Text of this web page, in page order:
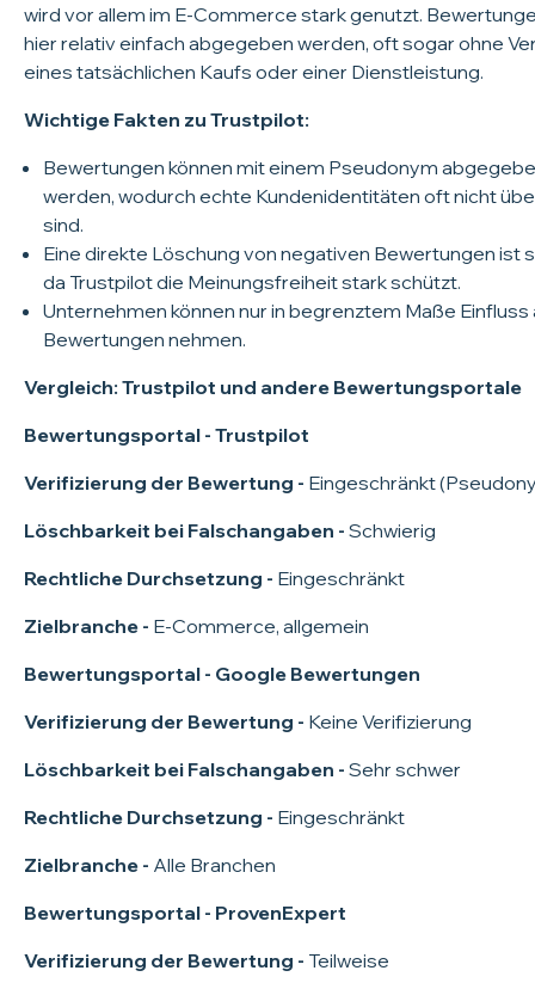
wird vor allem im E-Commerce stark genutzt.
hier relativ einfach abgegeben werden, oft sogar ohne
eines tatsächlichen Kaufs oder einer Dienstleistung.
Wichtige Fakten zu Trustpilot:
Bewertungen können mit einem Pseudonym
werden, wodurch echte Kundenidentitäten oft nicht
sind.
Eine direkte Löschung von negativen Bewertungen ist
da Trustpilot die Meinungsfreiheit stark schützt.
Unternehmen können nur in begrenztem Maße Einfluss
Bewertungen nehmen.
Vergleich: Trustpilot und andere Bewertungsportale
Bewertungsportal - Trustpilot
Verifizierung der Bewertung - Eingeschränkt
Löschbarkeit bei Falschangaben - Schwierig
Rechtliche Durchsetzung - Eingeschränkt
Zielbranche - E-Commerce, allgemein
Bewertungsportal - Google Bewertungen
Verifizierung der Bewertung - Keine Verifizierung
Löschbarkeit bei Falschangaben - Sehr schwer
Rechtliche Durchsetzung - Eingeschränkt
Zielbranche - Alle Branchen
Bewertungsportal - ProvenExpert
Verifizierung der Bewertung - Teilweise